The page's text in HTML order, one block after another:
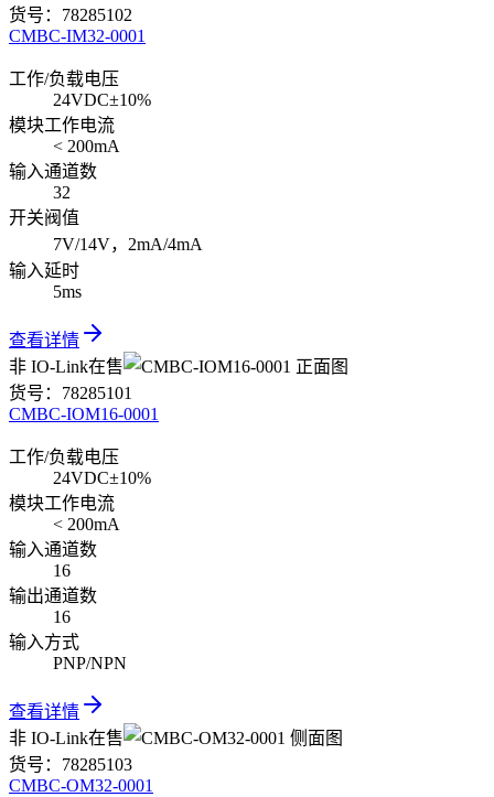
货号： 78285102
CMBC-IM32-0001
工作/负载电压
24VDC±10%
模块工作电流
< 200mA
输入通道数
32
开关阀值
7V/14V，2mA/4mA
输入延时
5ms
查看详情
非 IO-Link在售
货号： 78285101
CMBC-IOM16-0001
工作/负载电压
24VDC±10%
模块工作电流
< 200mA
输入通道数
16
输出通道数
16
输入方式
PNP/NPN
查看详情
非 IO-Link在售
货号： 78285103
CMBC-OM32-0001